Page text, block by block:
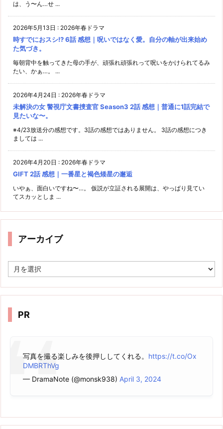
は、う〜ん…せ ...
2026年5月13日 : 2026年春ドラマ
時すでにおスシ!? 6話 感想｜呪いではなく愛。自分の軸が出来始め
た気づき。
毎朝背中を触ってきた母の手が、頑張れ頑張れって呪いをかけられてるみ
たい、かぁ…。 ...
2026年4月24日 : 2026年春ドラマ
未解決の女 警視庁文書捜査官 Season3 2話 感想｜普通に1話完結で
見たいな〜。
※4/23放送分の感想です。3話の感想ではありません。 3話の感想につき
ましては ...
2026年4月20日 : 2026年春ドラマ
GIFT 2話 感想｜一番星と褐色矮星の邂逅
いやぁ、面白いですね〜…。 仮説が立証される展開は、やっぱり見てい
てスカッとしま ...
アーカイブ
ー
イ
PR
写真を撮る楽しみを後押ししてくれる。 https://t.co/Ox
DMBRThVg
— DramaNote (@monsk938) April 3, 2024